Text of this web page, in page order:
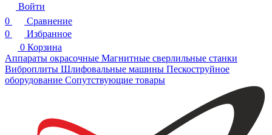
Войти
0
Сравнение
0
Избранное
0 Корзина
Аппараты окрасочные Магнитные сверлильные станки
Виброплиты Шлифовальные машины Пескоструйное
оборудование Сопутствующие товары